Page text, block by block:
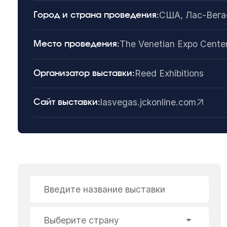
Город и страна проведения:США, Лас-
Место проведения:The Venetian Expo
Организатор выставки:Reed Exhibitions
Сайт выставки:lasvegas.jckonline.com
Введите название выставки
Выберите страну